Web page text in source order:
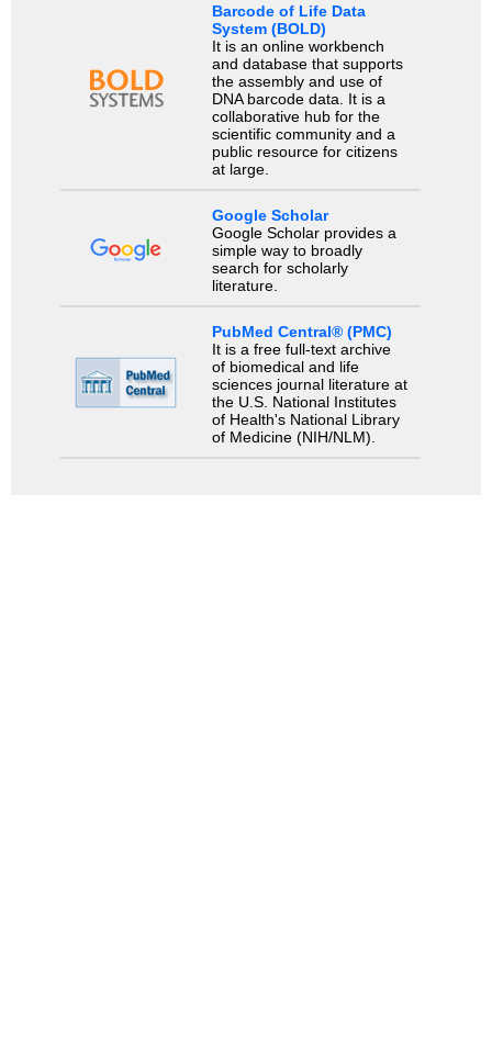
Barcode of Life Data
System (BOLD)
It is an online workbench
and database that supports
the assembly and use of
DNA barcode data. It is a
collaborative hub for the
scientific community and a
public resource for citizens
at large.
Google Scholar
Google Scholar provides a
simple way to broadly
search for scholarly
literature.
PubMed Central® (PMC)
It is a free full-text archive
of biomedical and life
sciences journal literature at
the U.S. National Institutes
of Health's National Library
of Medicine (NIH/NLM).